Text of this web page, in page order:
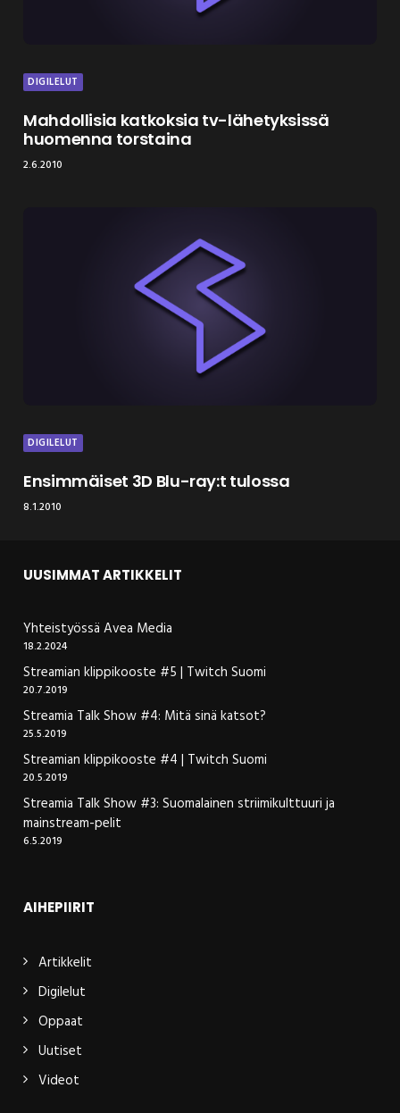
DIGILELUT
Mahdollisia katkoksia tv-lähetyksissä
huomenna torstaina
2.6.2010
DIGILELUT
Ensimmäiset 3D Blu-ray:t tulossa
8.1.2010
UUSIMMAT ARTIKKELIT
Yhteistyössä Avea Media
18.2.2024
Streamian klippikooste #5 | Twitch Suomi
20.7.2019
Streamia Talk Show #4: Mitä sinä katsot?
25.5.2019
Streamian klippikooste #4 | Twitch Suomi
20.5.2019
Streamia Talk Show #3: Suomalainen striimikulttuuri ja
mainstream-pelit
6.5.2019
AIHEPIIRIT
Artikkelit
Digilelut
Oppaat
Uutiset
Videot